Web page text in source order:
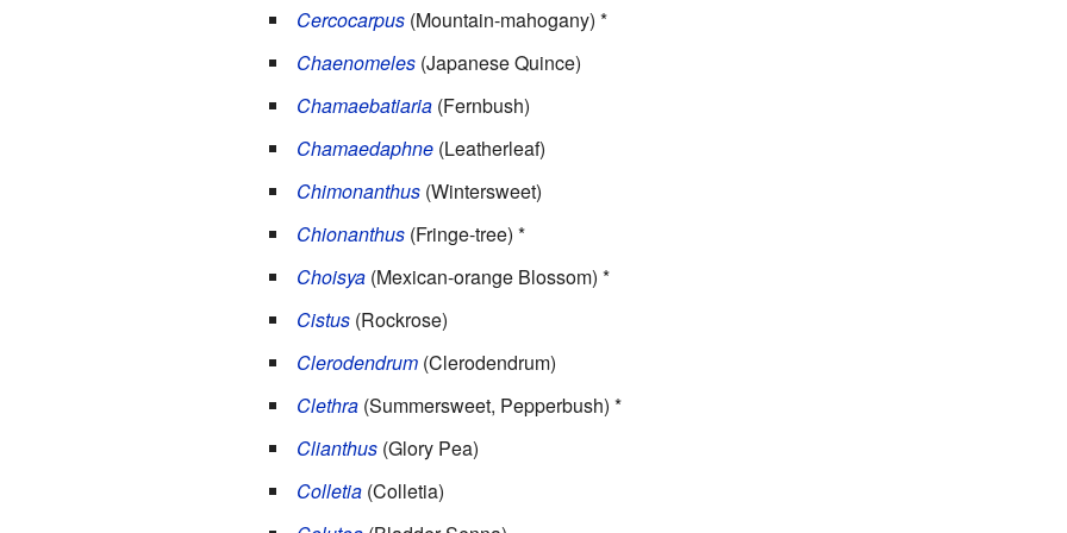
Cercocarpus(Mountain-mahogany) *
Chaenomeles(Japanese Quince)
Chamaebatiaria(Fernbush)
Chamaedaphne(Leatherleaf)
Chimonanthus(Wintersweet)
Chionanthus(Fringe-tree) *
Choisya(Mexican-orange Blossom) *
Cistus(Rockrose)
Clerodendrum(Clerodendrum)
Clethra(Summersweet, Pepperbush) *
Clianthus(Glory Pea)
Colletia(Colletia)